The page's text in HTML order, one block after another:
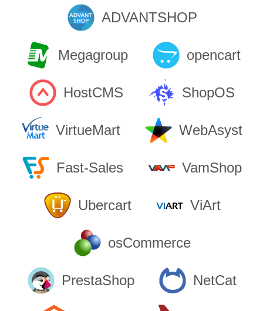
ADVANTSHOP
Megagroup opencart
HostCMS ShopOS
VirtueMart WebAsyst
Fast-Sales VamShop
Ubercart ViArt
osCommerce
PrestaShop NetCat